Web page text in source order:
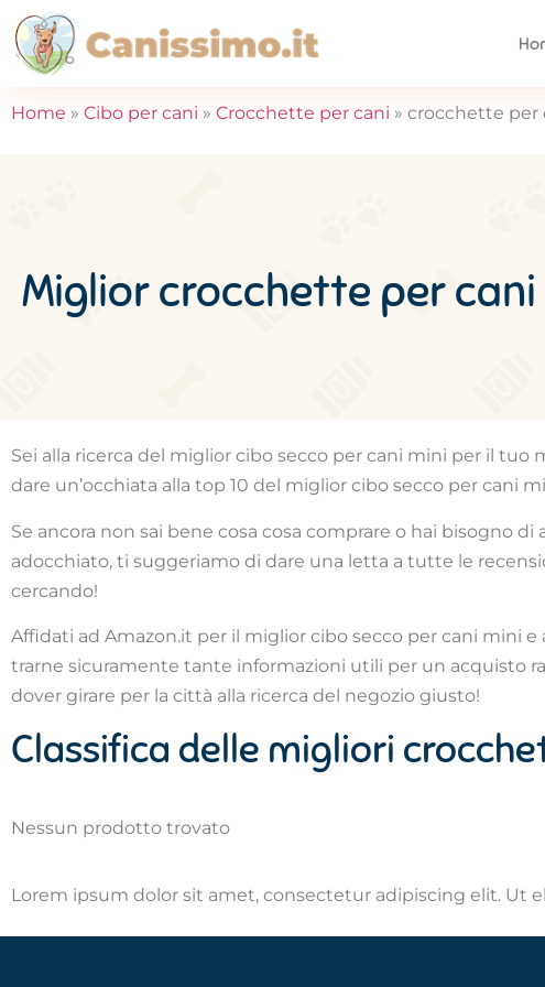
Home » Cibo per cani » Crocchette per cani » crocchette per
Miglior crocchette per
Sei alla ricerca del miglior cibo secco per cani mini per il
dare un’occhiata alla top 10 del miglior cibo secco per cani
Se ancora non sai bene cosa cosa comprare o hai bisogno
adocchiato, ti suggeriamo di dare una letta a tutte le
cercando!
Affidati ad Amazon.it per il miglior cibo secco per cani mini
trarne sicuramente tante informazioni utili per un acquisto
dover girare per la città alla ricerca del negozio giusto!
Classifica delle migliori
Nessun prodotto trovato
Lorem ipsum dolor sit amet, consectetur adipiscing elit. Ut